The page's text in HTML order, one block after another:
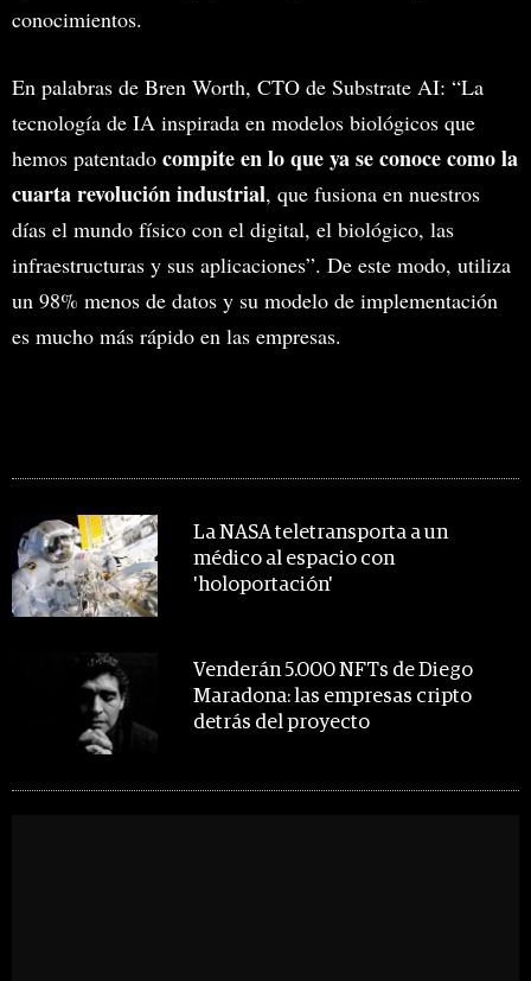
conocimientos.
En palabras de Bren Worth, CTO de Substrate AI: “La
tecnología de IA inspirada en modelos biológicos que
hemos patentado compite en lo que ya se conoce como la
cuarta revolución industrial, que fusiona en nuestros
días el mundo físico con el digital, el biológico, las
infraestructuras y sus aplicaciones”. De este modo, utiliza
un 98% menos de datos y su modelo de implementación
es mucho más rápido en las empresas.
La NASA teletransporta a un
médico al espacio con
'holoportación'
Venderán 5.000 NFTs de Diego
Maradona: las empresas cripto
detrás del proyecto